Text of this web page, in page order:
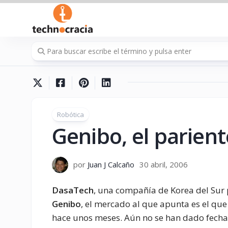
Saltar
contenido
Robótica
Genibo, el
por Juan J Calcaño 30 abril, 2006
DasaTech, una compañía de Korea del
Genibo, el mercado al que apunta es el
hace unos meses. Aún no se han dado